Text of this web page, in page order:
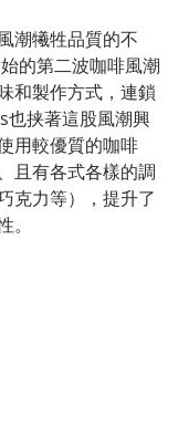
潮犧牲品質的不
的第二波咖啡風潮
和製作方式，連鎖
挟著這股風潮興
用較優質的咖啡
且有各式各樣的調
克力等），提升了